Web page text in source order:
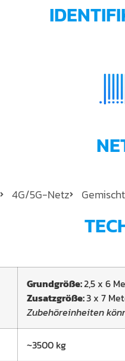
4G/5G-Netz
Grundgröße:2,5 x 6
Zusatzgröße:3 x 7
Zubehöreinheiten
~3500 kg